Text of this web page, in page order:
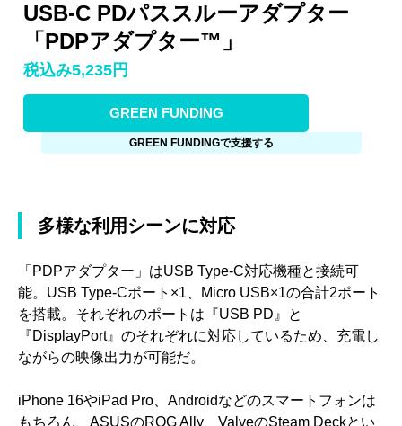
USB-C PDパススルーアダプター
「PDPアダプター™」
税込み5,235円
GREEN FUNDING
GREEN FUNDINGで支援する
多様な利用シーンに対応
「PDPアダプター」はUSB Type-C対応機種と接続可
能。USB Type-Cポート×1、Micro USB×1の合計2ポート
を搭載。それぞれのポートは『USB PD』と
『DisplayPort』のそれぞれに対応しているため、充電し
ながらの映像出力が可能だ。
iPhone 16やiPad Pro、Androidなどのスマートフォンは
もちろん、ASUSのROG Ally、ValveのSteam Deckとい